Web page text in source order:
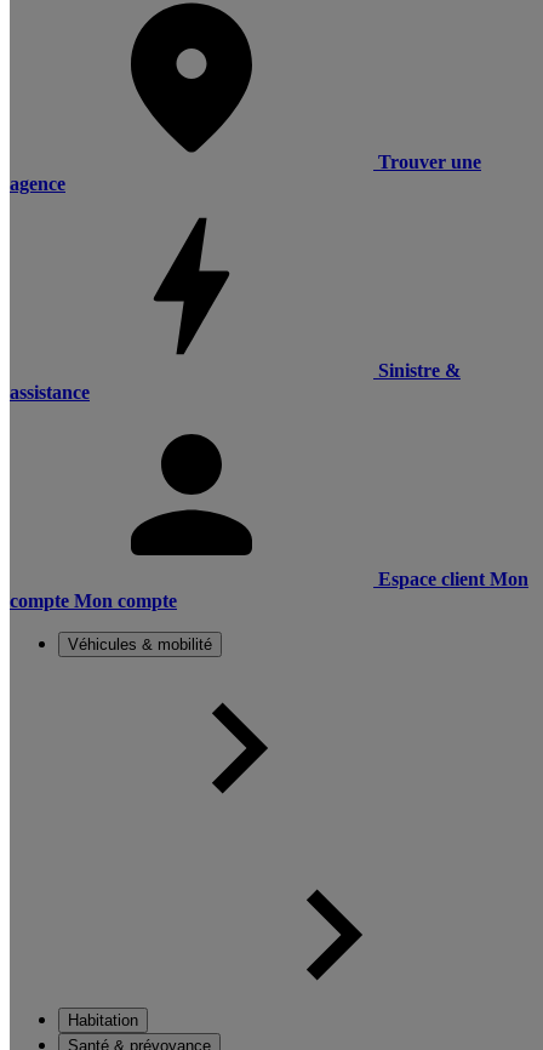
Trouver une
agence
Sinistre &
assistance
Espace client Mon
compte Mon compte
Véhicules & mobilité
Habitation
Santé & prévoyance